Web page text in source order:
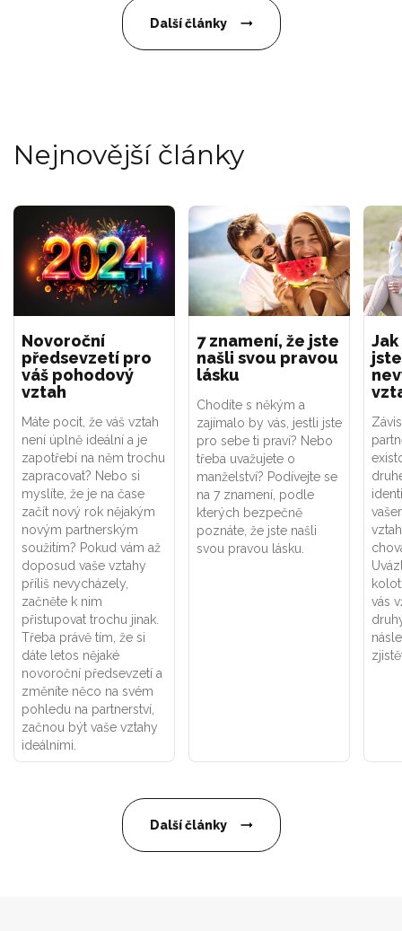
Další články
Nejnovější články
Novoroční
předsevzetí pro
váš pohodový
vztah
Máte pocit, že váš vztah
není úplně ideální a je
zapotřebí na něm trochu
zapracovat? Nebo si
myslíte, že je na čase
začít nový rok nějakým
novým partnerským
soužitím? Pokud vám až
doposud vaše vztahy
příliš nevycházely,
začněte k nim
přistupovat trochu jinak.
Třeba právě tím, že si
dáte letos nějaké
novoroční předsevzetí a
změníte něco na svém
pohledu na partnerství,
začnou být vaše vztahy
ideálními.
7 znamení, že jste
našli svou pravou
lásku
Chodíte s někým a
zajímalo by vás, jestli jste
pro sebe ti praví? Nebo
třeba uvažujete o
manželství? Podívejte se
na 7 znamení, podle
kterých bezpečně
poznáte, že jste našli
svou pravou lásku.
vás
Další články